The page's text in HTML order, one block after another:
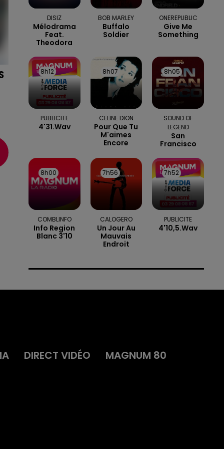
DISIZ
Mélodrama
Feat.
Theodora
BOB MARLEY
Buffalo
Soldier
ONEREPUBLIC
Give Me
Something
8h12
8h12
PUBLICITE
4'31.wav
8h07
8h07
CELINE DION
Pour Que Tu
M'aimes
Encore
8h05
8h05
SOUND OF
LEGEND
San
Francisco
8h00
8h00
COMBLINFO
Info Region
Blanc 3'10
7h56
7h56
CALOGERO
Un Jour Au
Mauvais
Endroit
7h52
7h52
PUBLICITE
4'10,5.wav
DIRECT VIDÉO
MAGNUM 80